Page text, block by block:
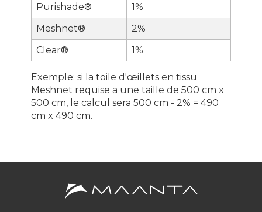
Purishade®
1%
Meshnet®
2%
Clear®
1%
Exemple: si la toile d'œillets en tissu
Meshnet requise a une taille de 500 cm x
500 cm, le calcul sera 500 cm - 2% = 490
cm x 490 cm.